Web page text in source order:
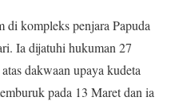
di kompleks penjara Papuda
Ia dijatuhi hukuman 27
dakwaan upaya kudeta
pada 13 Maret dan ia